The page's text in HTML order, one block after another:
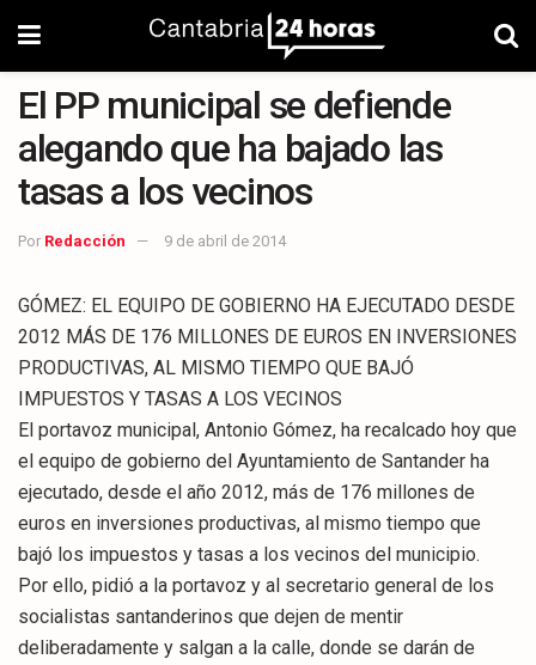
El PP municipal se defiende
alegando que ha bajado las
tasas a los vecinos
Por Redacción 9 de abril de 2014
GÓMEZ: EL EQUIPO DE GOBIERNO HA EJECUTADO DESDE
2012 MÁS DE 176 MILLONES DE EUROS EN INVERSIONES
PRODUCTIVAS, AL MISMO TIEMPO QUE BAJÓ
IMPUESTOS Y TASAS A LOS VECINOS
El portavoz municipal, Antonio Gómez, ha recalcado hoy que
el equipo de gobierno del Ayuntamiento de Santander ha
ejecutado, desde el año 2012, más de 176 millones de
euros en inversiones productivas, al mismo tiempo que
bajó los impuestos y tasas a los vecinos del municipio.
Por ello, pidió a la portavoz y al secretario general de los
socialistas santanderinos que dejen de mentir
deliberadamente y salgan a la calle, donde se darán de